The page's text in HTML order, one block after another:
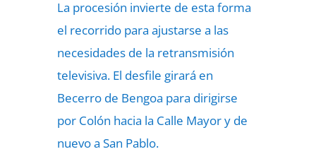
La procesión invierte de esta forma
el recorrido para ajustarse a las
necesidades de la retransmisión
televisiva. El desfile girará en
Becerro de Bengoa para dirigirse
por Colón hacia la Calle Mayor y de
nuevo a San Pablo.